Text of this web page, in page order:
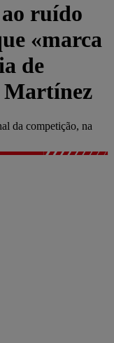
ruído
«marca
de
Martínez
da competição, na